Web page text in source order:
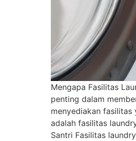
Mengapa Fasilitas
penting dalam
menyediakan fasilitas
adalah fasilitas
Santri Fasilitas